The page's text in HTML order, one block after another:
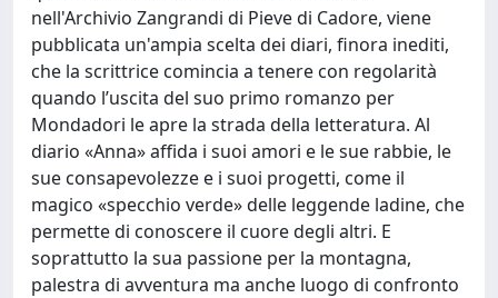
nell'Archivio Zangrandi di Pieve di Cadore, viene
pubblicata un'ampia scelta dei diari, finora inediti,
che la scrittrice comincia a tenere con regolarità
quando l’uscita del suo primo romanzo per
Mondadori le apre la strada della letteratura. Al
diario «Anna» affida i suoi amori e le sue rabbie, le
sue consapevolezze e i suoi progetti, come il
magico «specchio verde» delle leggende ladine, che
permette di conoscere il cuore degli altri. E
soprattutto la sua passione per la montagna,
palestra di avventura ma anche luogo di confronto